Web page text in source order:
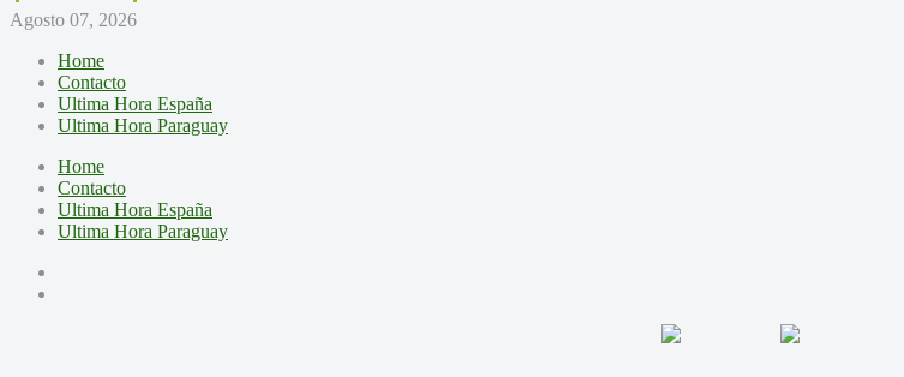
Agosto 07, 2026
Home
Contacto
Ultima Hora España
Ultima Hora Paraguay
Home
Contacto
Ultima Hora España
Ultima Hora Paraguay